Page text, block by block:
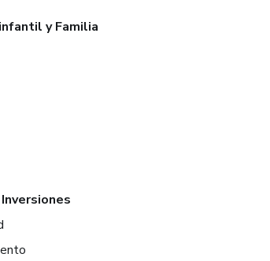
y Familia